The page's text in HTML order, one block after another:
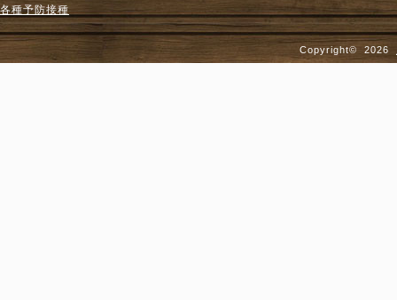
各種予防接種
Copyright© 2026